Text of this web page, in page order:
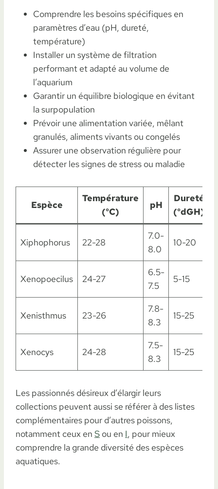
Comprendre les besoins spécifiques en
paramètres d’eau (pH, dureté,
température)
Installer un système de filtration
performant et adapté au volume de
l’aquarium
Garantir un équilibre biologique en évitant
la surpopulation
Prévoir une alimentation variée, mêlant
granulés, aliments vivants ou congelés
Assurer une observation régulière pour
détecter les signes de stress ou maladie
Espèce
Température
(°C)
pH
Dureté
(°dGH)
Xiphophorus 22-28
7.0-
8.0
10-20
Xenopoecilus 24-27
6.5-
7.5
5-15
Xenisthmus 23-26
7.8-
8.3
15-25
Xenocys 24-28
7.5-
8.3
15-25
Les passionnés désireux d’élargir leurs
collections peuvent aussi se référer à des listes
complémentaires pour d’autres poissons,
notamment ceux en S ou en I, pour mieux
comprendre la grande diversité des espèces
aquatiques.